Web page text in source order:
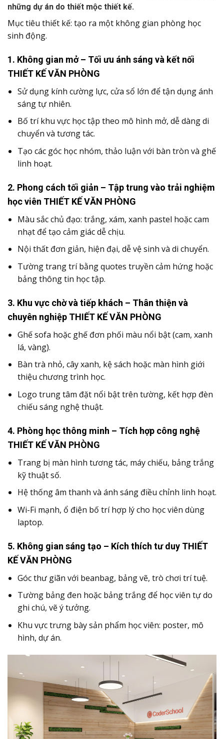
những dự án do thiết mộc thiết kế.
Mục tiêu thiết kế: tạo ra một không gian phòng học
sinh động.
1. Không gian mở – Tối ưu ánh sáng và kết nối
THIẾT KẾ VĂN PHÒNG
Sử dụng kính cường lực, cửa sổ lớn để tận dụng ánh
sáng tự nhiên.
Bố trí khu vực học tập theo mô hình mở, dễ dàng di
chuyển và tương tác.
Tạo các góc học nhóm, thảo luận với bàn tròn và ghế
linh hoạt.
2. Phong cách tối giản – Tập trung vào trải nghiệm
học viên THIẾT KẾ VĂN PHÒNG
Màu sắc chủ đạo: trắng, xám, xanh pastel hoặc cam
nhạt để tạo cảm giác dễ chịu.
Nội thất đơn giản, hiện đại, dễ vệ sinh và di chuyển.
Tường trang trí bằng quotes truyền cảm hứng hoặc
bảng thông tin học tập.
3. Khu vực chờ và tiếp khách – Thân thiện và
chuyên nghiệp THIẾT KẾ VĂN PHÒNG
Ghế sofa hoặc ghế đơn phối màu nổi bật (cam, xanh
lá, vàng).
Bàn trà nhỏ, cây xanh, kệ sách hoặc màn hình giới
thiệu chương trình học.
Logo trung tâm đặt nổi bật trên tường, kết hợp đèn
chiếu sáng nghệ thuật.
4. Phòng học thông minh – Tích hợp công nghệ
THIẾT KẾ VĂN PHÒNG
Trang bị màn hình tương tác, máy chiếu, bảng trắng
kỹ thuật số.
Hệ thống âm thanh và ánh sáng điều chỉnh linh hoạt.
Wi-Fi mạnh, ổ điện bố trí hợp lý cho học viên dùng
laptop.
5. Không gian sáng tạo – Kích thích tư duy THIẾT
KẾ VĂN PHÒNG
Góc thư giãn với beanbag, bảng vẽ, trò chơi trí tuệ.
Tường bảng đen hoặc bảng trắng để học viên tự do
ghi chú, vẽ ý tưởng.
Khu vực trưng bày sản phẩm học viên: poster, mô
hình, dự án.